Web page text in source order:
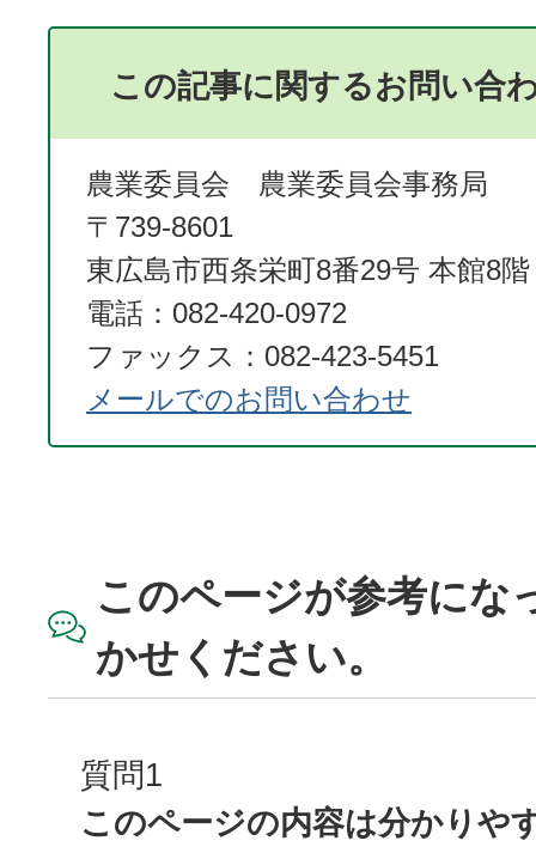
この記事に関するお問い合
農業委員会 農業委員会事務局
〒739-8601
東広島市西条栄町8番29号 本館8階
電話：082-420-0972
ファックス：082-423-5451
メールでのお問い合わせ
このページが参考にな
かせください。
質問1
このページの内容は分かりや